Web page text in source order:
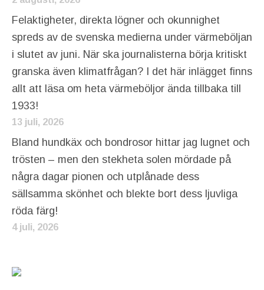
Felaktigheter, direkta lögner och okunnighet
spreds av de svenska medierna under värmeböljan
i slutet av juni. När ska journalisterna börja kritiskt
granska även klimatfrågan? I det här inlägget finns
allt att läsa om heta värmeböljor ända tillbaka till
1933!
13 juli, 2026
Bland hundkäx och bondrosor hittar jag lugnet och
trösten – men den stekheta solen mördade på
några dagar pionen och utplånade dess
sällsamma skönhet och blekte bort dess ljuvliga
röda färg!
4 juli, 2026